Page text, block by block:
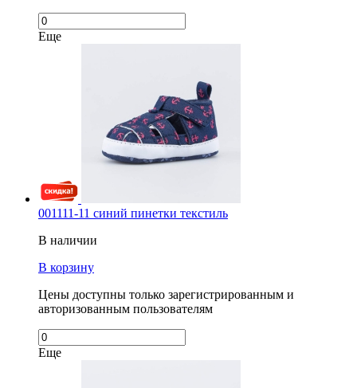
Еще
001111-11 синий пинетки текстиль
В наличии
В корзину
Цены доступны только зарегистрированным и
авторизованным пользователям
Еще